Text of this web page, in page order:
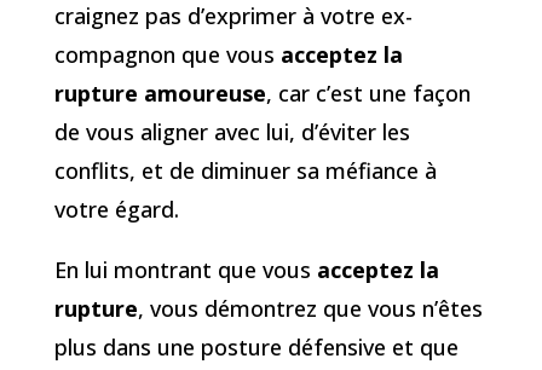
craignez pas d’exprimer à votre ex-
compagnon que vous acceptez la
rupture amoureuse, car c’est une façon
de vous aligner avec lui, d’éviter les
conflits, et de diminuer sa méfiance à
votre égard.
En lui montrant que vous acceptez la
rupture, vous démontrez que vous n’êtes
plus dans une posture défensive et que